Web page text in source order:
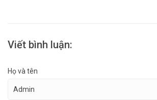
Viết bình luận:
Họ và tên